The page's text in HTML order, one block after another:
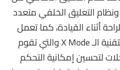
التعليق الخلفي متعدد
أثناء القيادة، كما تعمل
محركات جيتور تي تو 2025 بتقنية الـ X Mode والتي تقوم
لتحسين إمكانية التحكم